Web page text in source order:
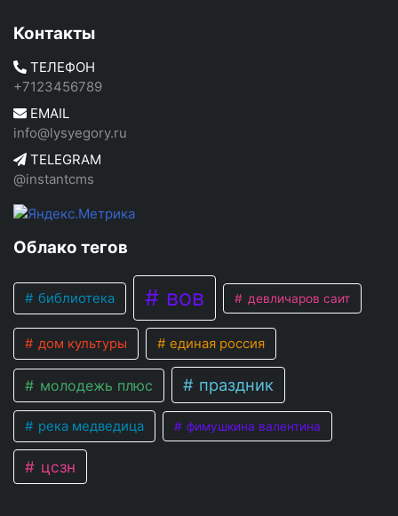
Контакты
ТЕЛЕФОН
+7123456789
EMAIL
info@lysyegory.ru
TELEGRAM
@instantcms
Облако тегов
библиотека вов девличаров саит
дом культуры единая россия
молодежь плюс праздник
река медведица фимушкина валентина
цсзн